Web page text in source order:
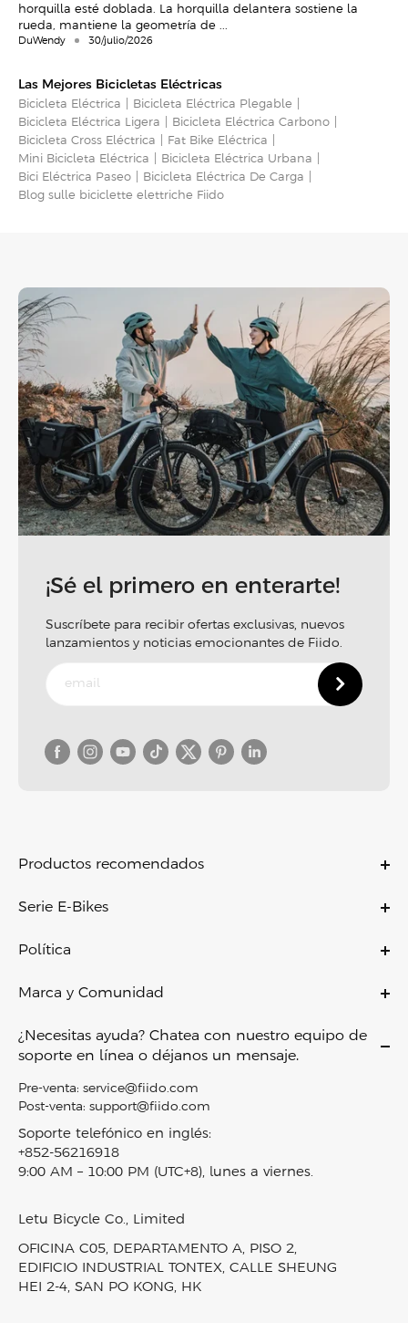
horquilla esté doblada. La horquilla delantera sostiene la
rueda, mantiene la geometría de ...
DuWendy 30/julio/2026
Las Mejores Bicicletas Eléctricas
Bicicleta Eléctrica
Bicicleta Eléctrica Plegable
Bicicleta Eléctrica Ligera
Bicicleta Eléctrica Carbono
Bicicleta Cross Eléctrica
Fat Bike Eléctrica
Mini Bicicleta Eléctrica
Bicicleta Eléctrica Urbana​
Bici Eléctrica Paseo​
Bicicleta Eléctrica De Carga
Blog sulle biciclette elettriche Fiido
¡Sé el primero en enterarte!
Suscríbete para recibir ofertas exclusivas, nuevos
lanzamientos y noticias emocionantes de Fiido.
Productos recomendados
C21
X
Air
Titan
Nomads
T2
Nomads Pro
T3 Max
Todas las bicicletas eléctricas
Serie E-Bikes
Bicicletas eléctricas ligeras
Bicicletas eléctricas de neumáticos anchos
Bicicleta eléctrica Combo
Accesorios
Bicicletas eléctricas en stock
Política
Envío y entrega
Política de devoluciones
Política de privacidad
Términos de servicio
Derechos de propiedad intelectual
Sobre Klarna
Mapa del sitio
Marca y Comunidad
Contáctenos
Empleo
Programa de afiliados
Programa de recompensas Fiido
Laboratorio Fiido
Comunidad Fiido
¿Necesitas ayuda? Chatea con nuestro equipo de
soporte en línea o déjanos un mensaje.
Pre-venta: service@fiido.com
Post-venta: support@fiido.com
Soporte telefónico en inglés:
+852-56216918
9:00 AM – 10:00 PM (UTC+8), lunes a viernes.
Letu Bicycle Co., Limited
OFICINA C05, DEPARTAMENTO A, PISO 2,
EDIFICIO INDUSTRIAL TONTEX, CALLE SHEUNG
HEI 2-4, SAN PO KONG, HK